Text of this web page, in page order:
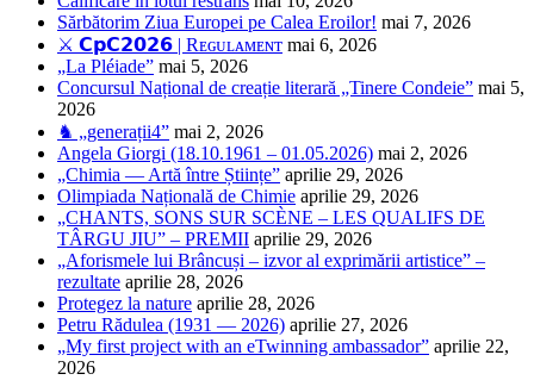
Sărbătorim Ziua Europei pe Calea Eroilor! mai 7, 2026
⚔️ 𝗖𝗽𝗖𝟮𝟬𝟮𝟲 | Rᴇɢᴜʟᴀᴍᴇɴᴛ mai 6, 2026
„La Pléiade” mai 5, 2026
Concursul Național de creație literară „Tinere Condeie” mai 5,
2026
♞ „generații4” mai 2, 2026
Angela Giorgi (18.10.1961 – 01.05.2026) mai 2, 2026
„Chimia — Artă între Științe” aprilie 29, 2026
Olimpiada Națională de Chimie aprilie 29, 2026
„CHANTS, SONS SUR SCÈNE – LES QUALIFS DE
TÂRGU JIU” – PREMII aprilie 29, 2026
„Aforismele lui Brâncuși – izvor al exprimării artistice” –
rezultate aprilie 28, 2026
Protegez la nature aprilie 28, 2026
Petru Rădulea (1931 — 2026) aprilie 27, 2026
„My first project with an eTwinning ambassador” aprilie 22,
2026